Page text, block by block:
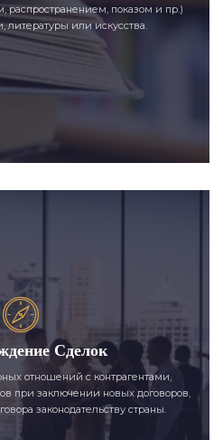
распространением, показом и пр.)
литературы или искусства.
Сделок
отношений с контрагентами,
при заключении новых договоров,
законодательству страны.